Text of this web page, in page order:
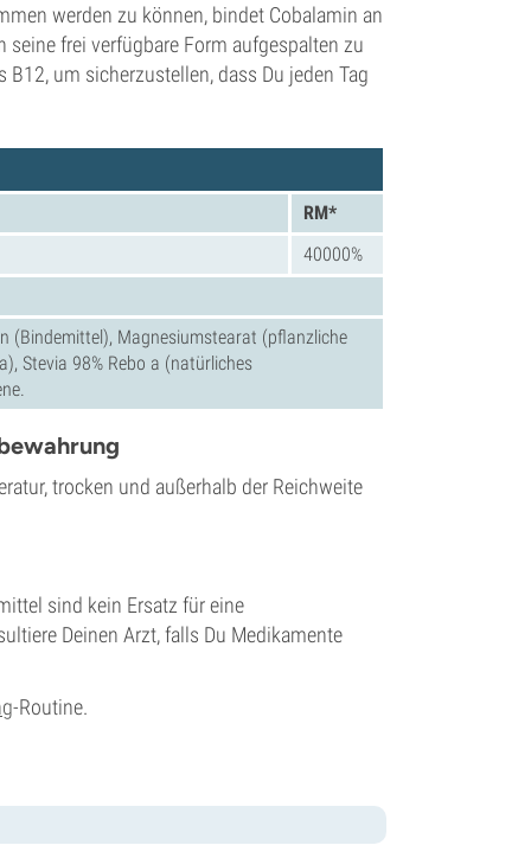
werden zu können, bindet Cobalamin an
frei verfügbare Form aufgespalten zu
um sicherzustellen, dass Du jeden Tag
RM*
40000%
(Bindemittel), Magnesiumstearat (pflanzliche
Stevia 98% Rebo a (natürliches
trocken und außerhalb der Reichweite
sind kein Ersatz für eine
Deinen Arzt, falls Du Medikamente
-Routine.